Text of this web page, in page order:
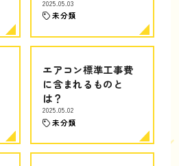
2025.05.03
未分類
エアコン標準工事費
に含まれるものと
は？
2025.05.02
未分類